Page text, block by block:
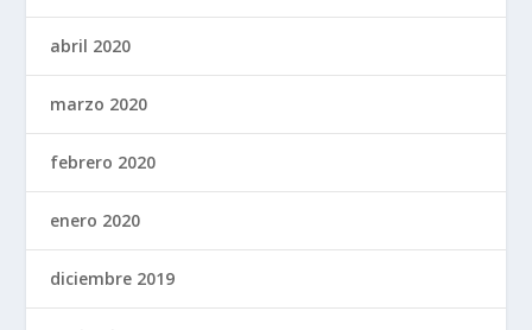
abril 2020
marzo 2020
febrero 2020
enero 2020
diciembre 2019